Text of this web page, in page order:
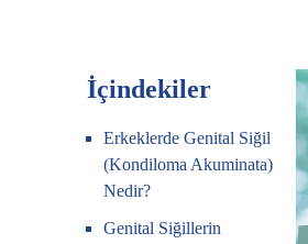
İçindekiler
Erkeklerde Genital Siğil
(Kondiloma Akuminata)
Nedir?
Genital Siğillerin